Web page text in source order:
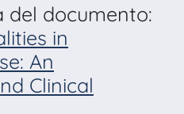
del documento:
in
An
Clinical